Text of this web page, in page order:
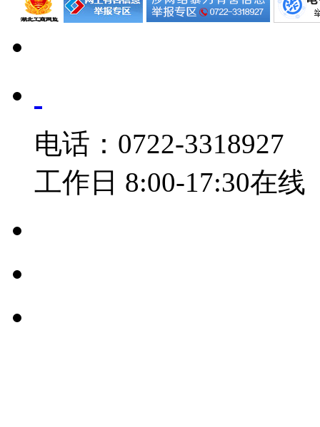
电话：0722-3318927
工作日 8:00-17:30在线